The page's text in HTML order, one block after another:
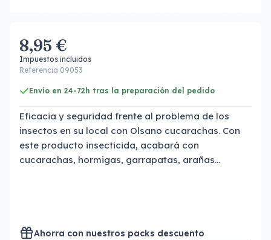
8,95 €
Impuestos incluidos
Referencia 09053
Envío en 24-72h tras la preparación del pedido
Eficacia y seguridad frente al problema de los
insectos en su local con Olsano cucarachas. Con
este producto insecticida, acabará con
cucarachas, hormigas, garrapatas, arañas…
Ahorra con nuestros packs descuento